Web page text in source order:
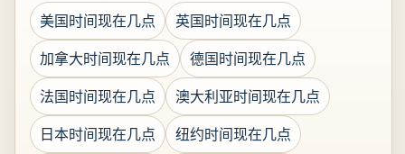
美国时间现在几点
英国时间现在几点
加拿大时间现在几点
德国时间现在几点
法国时间现在几点
澳大利亚时间现在几点
日本时间现在几点
纽约时间现在几点